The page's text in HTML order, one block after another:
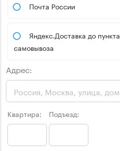
Почта России
Яндекс.Доставка до пункта
самовывоза
Адрес:
Квартира: Подъезд: